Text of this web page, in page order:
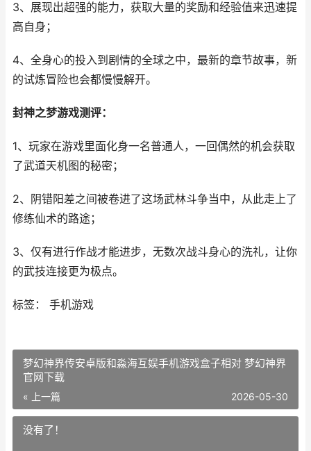
3、展现出超强的能力，获取大量的奖励和经验值来迅速提
高自身；
4、全身心的投入到剧情的全球之中，最新的章节故事，新
的试炼冒险也会都慢慢解开。
封神之梦游戏测评：
1、玩家在游戏里面化身一名普通人，一回偶然的机会获取
了武道天机图的秘密；
2、阴错阳差之间被卷进了这场武林斗争当中，从此走上了
修练仙术的路途；
3、仅有进行作战才能进步，无数次战斗身心的洗礼，让你
的武技连接更为极点。
标签： 手机游戏
梦幻神界传安卓版和淼海互娱手机游戏盒子相对 梦幻神界
官网下载
« 上一篇 2026-05-30
没有了！